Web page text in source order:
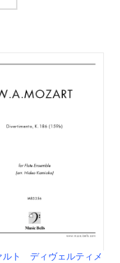
ルト ディヴェルティメ